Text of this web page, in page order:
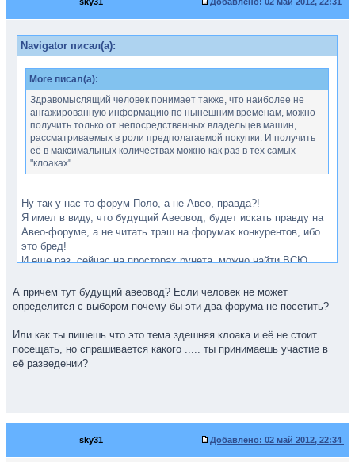
Navigator писал(а):
More писал(а):
Здравомыслящий человек понимает также, что наиболее не
ангажированную информацию по нынешним временам, можно
получить только от непосредственных владельцев машин,
рассматриваемых в роли предполагаемой покупки. И получить
её в максимальных количествах можно как раз в тех самых
"клоаках".
Ну так у нас то форум Поло, а не Авео, правда?!
Я имел в виду, что будущий Авеовод, будет искать правду на
Авео-форуме, а не читать трэш на форумах конкурентов, ибо
это бред!
И еще раз, сейчас на просторах рунета, можно найти ВСЮ
Авео, а курит форум Поло.... хм.... это. видимо, sky31
А причем тут будущий авеовод? Если человек не может
определится с выбором почему бы эти два форума не посетить?
Или как ты пишешь что это тема здешняя клоака и её не стоит
посещать, но спрашивается какого ..... ты принимаешь участие в
её разведении?
sky31 Добавлено: 02 май 2012, 22:34